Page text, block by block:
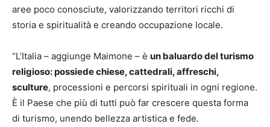
aree poco conosciute, valorizzando territori ricchi di
storia e spiritualità e creando occupazione locale.
“L’Italia – aggiunge Maimone – è un baluardo del turismo
religioso: possiede chiese, cattedrali, affreschi,
sculture, processioni e percorsi spirituali in ogni regione.
È il Paese che più di tutti può far crescere questa forma
di turismo, unendo bellezza artistica e fede.